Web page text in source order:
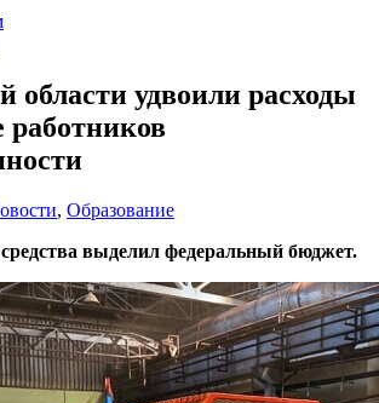
области удвоили расходы
работников
, Образование
выделил федеральный бюджет.